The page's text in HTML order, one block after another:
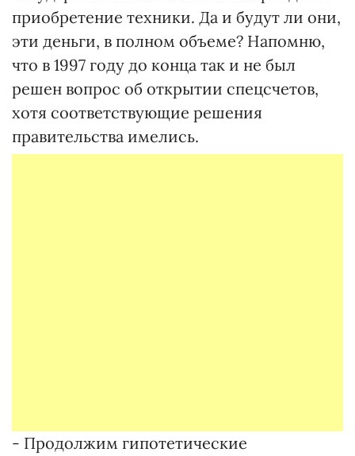
приобретение техники. Да и будут ли они,
эти деньги, в полном объеме? Напомню,
что в 1997 году до конца так и не был
решен вопрос об открытии спецсчетов,
хотя соответствующие решения
правительства имелись.
- Продолжим гипотетические